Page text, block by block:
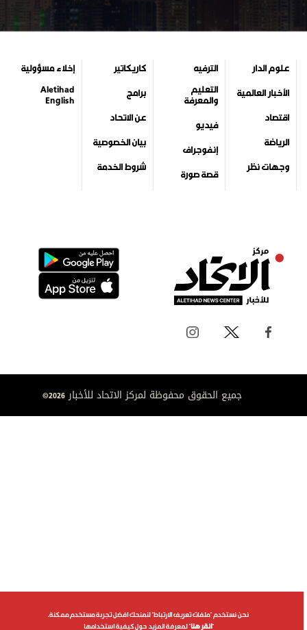
علوم الدار
الأخبار العالمية
اقتصاد
الرياضة
وجهات نظر
الترفيه
التعليم
والمعرفة
فيديو
إنفوجراف
قصة صورة
كاريكاتير
برامج
عن الاتحاد
بيان الخصوصية
شروط الخدمة
إخلاء مسؤولية
Aletihad
English
جميع الحقوق محفوظة لمركز الاتحاد للأخبار 2026©
نحن نستخدم "ملفات تعريف الارتباط" لنمنحك افضل تجربة مستخدم ممكنة.
انقر هنا" لمعرفة المزيد حول كيفية استخدامها